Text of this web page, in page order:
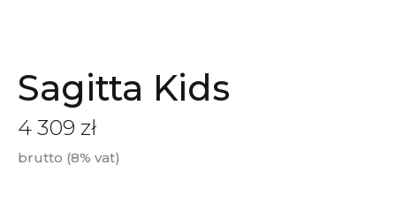
Sagitta Kids
4 309 zł
brutto (8% vat)